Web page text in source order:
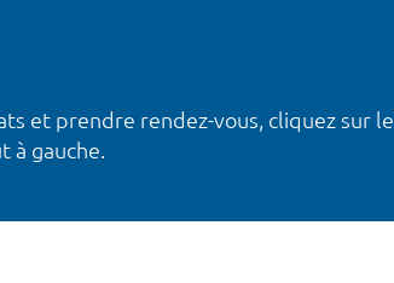
et prendre rendez-vous, cliquez sur le
à gauche.